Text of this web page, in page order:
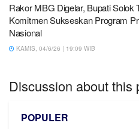
Rakor MBG Digelar, Bupati Solok
Komitmen Sukseskan Program
Nasional
KAMIS, 04/6/26 | 19:09 WIB
Discussion about this
POPULER